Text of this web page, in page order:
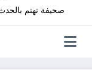
صحيفة تهتم